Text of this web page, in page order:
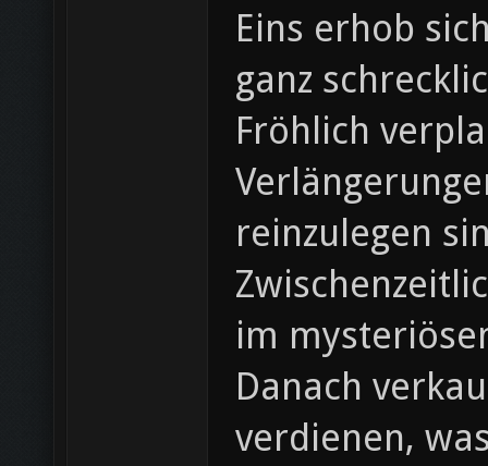
Eins erhob
ganz
Fröhlich
reinzulegen
im
Danach
verdienen,